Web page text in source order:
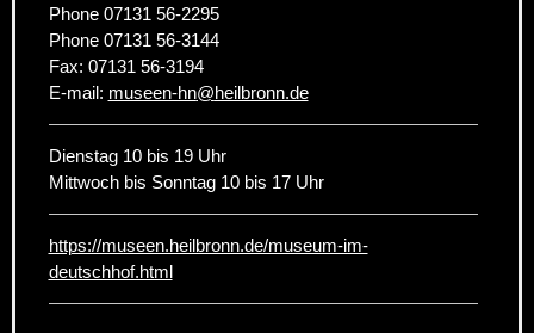
Phone 07131 56-2295
Phone 07131 56-3144
Fax: 07131 56-3194
E-mail: museen-hn@heilbronn.de
Dienstag 10 bis 19 Uhr
Mittwoch bis Sonntag 10 bis 17 Uhr
https://museen.heilbronn.de/museum-im-
deutschhof.html